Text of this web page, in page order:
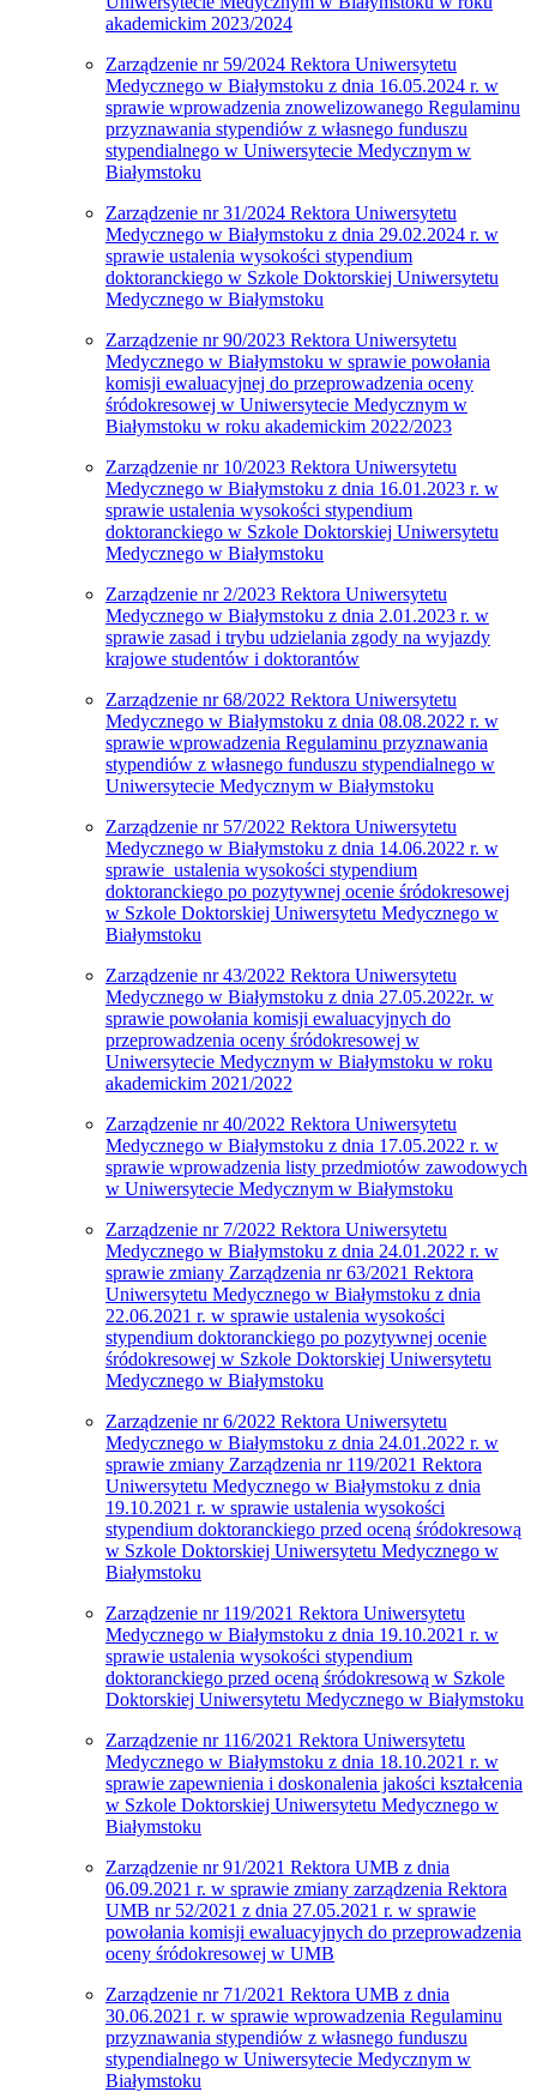
akademickim 2023/2024
Zarządzenie nr 59/2024 Rektora Uniwersytetu
Medycznego w Białymstoku z dnia 16.05.2024 r. w
sprawie wprowadzenia znowelizowanego Regulaminu
przyznawania stypendiów z własnego funduszu
stypendialnego w Uniwersytecie Medycznym w
Białymstoku
Zarządzenie nr 31/2024 Rektora Uniwersytetu
Medycznego w Białymstoku z dnia 29.02.2024 r. w
sprawie ustalenia wysokości stypendium
doktoranckiego w Szkole Doktorskiej Uniwersytetu
Medycznego w Białymstoku
Zarządzenie nr 90/2023 Rektora Uniwersytetu
Medycznego w Białymstoku w sprawie powołania
komisji ewaluacyjnej do przeprowadzenia oceny
śródokresowej w Uniwersytecie Medycznym w
Białymstoku w roku akademickim 2022/2023
Zarządzenie nr 10/2023 Rektora Uniwersytetu
Medycznego w Białymstoku z dnia 16.01.2023 r. w
sprawie ustalenia wysokości stypendium
doktoranckiego w Szkole Doktorskiej Uniwersytetu
Medycznego w Białymstoku
Zarządzenie nr 2/2023 Rektora Uniwersytetu
Medycznego w Białymstoku z dnia 2.01.2023 r. w
sprawie zasad i trybu udzielania zgody na wyjazdy
krajowe studentów i doktorantów
Zarządzenie nr 68/2022 Rektora Uniwersytetu
Medycznego w Białymstoku z dnia 08.08.2022 r. w
sprawie wprowadzenia Regulaminu przyznawania
stypendiów z własnego funduszu stypendialnego w
Uniwersytecie Medycznym w Białymstoku
Zarządzenie nr 57/2022 Rektora Uniwersytetu
Medycznego w Białymstoku z dnia 14.06.2022 r. w
sprawie ustalenia wysokości stypendium
doktoranckiego po pozytywnej ocenie śródokresowej
w Szkole Doktorskiej Uniwersytetu Medycznego w
Białymstoku
Zarządzenie nr 43/2022 Rektora Uniwersytetu
Medycznego w Białymstoku z dnia 27.05.2022r. w
sprawie powołania komisji ewaluacyjnych do
przeprowadzenia oceny śródokresowej w
Uniwersytecie Medycznym w Białymstoku w roku
akademickim 2021/2022
Zarządzenie nr 40/2022 Rektora Uniwersytetu
Medycznego w Białymstoku z dnia 17.05.2022 r. w
sprawie wprowadzenia listy przedmiotów zawodowych
w Uniwersytecie Medycznym w Białymstoku
Zarządzenie nr 7/2022 Rektora Uniwersytetu
Medycznego w Białymstoku z dnia 24.01.2022 r. w
sprawie zmiany Zarządzenia nr 63/2021 Rektora
Uniwersytetu Medycznego w Białymstoku z dnia
22.06.2021 r. w sprawie ustalenia wysokości
stypendium doktoranckiego po pozytywnej ocenie
śródokresowej w Szkole Doktorskiej Uniwersytetu
Medycznego w Białymstoku
Zarządzenie nr 6/2022 Rektora Uniwersytetu
Medycznego w Białymstoku z dnia 24.01.2022 r. w
sprawie zmiany Zarządzenia nr 119/2021 Rektora
Uniwersytetu Medycznego w Białymstoku z dnia
19.10.2021 r. w sprawie ustalenia wysokości
stypendium doktoranckiego przed oceną śródokresową
w Szkole Doktorskiej Uniwersytetu Medycznego w
Białymstoku
Zarządzenie nr 119/2021 Rektora Uniwersytetu
Medycznego w Białymstoku z dnia 19.10.2021 r. w
sprawie ustalenia wysokości stypendium
doktoranckiego przed oceną śródokresową w Szkole
Doktorskiej Uniwersytetu Medycznego w Białymstoku
Zarządzenie nr 116/2021 Rektora Uniwersytetu
Medycznego w Białymstoku z dnia 18.10.2021 r. w
sprawie zapewnienia i doskonalenia jakości kształcenia
w Szkole Doktorskiej Uniwersytetu Medycznego w
Białymstoku
Zarządzenie nr 91/2021 Rektora UMB z dnia
06.09.2021 r. w sprawie zmiany zarządzenia Rektora
UMB nr 52/2021 z dnia 27.05.2021 r. w sprawie
powołania komisji ewaluacyjnych do przeprowadzenia
oceny śródokresowej w UMB
Zarządzenie nr 71/2021 Rektora UMB z dnia
30.06.2021 r. w sprawie wprowadzenia Regulaminu
przyznawania stypendiów z własnego funduszu
stypendialnego w Uniwersytecie Medycznym w
Białymstoku